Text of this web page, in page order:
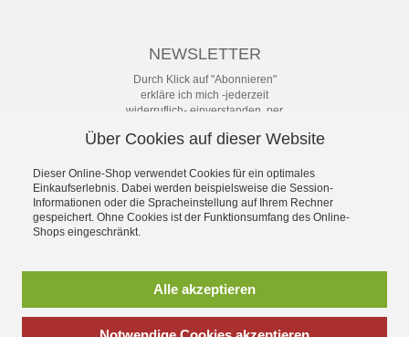
NEWSLETTER
Durch Klick auf "Abonnieren"
erkläre ich mich -jederzeit
widerruflich- einverstanden, per
Abständen über Angebote und
Datenschutzerklärung mit weiteren
Details habe ich zur Kenntnis
genommen.
Abonnieren
Über Cookies auf dieser Website
Dieser Online-Shop verwendet Cookies für ein optimales
Einkaufserlebnis. Dabei werden beispielsweise die Session-
Informationen oder die Spracheinstellung auf Ihrem Rechner
gespeichert. Ohne Cookies ist der Funktionsumfang des Online-
Shops eingeschränkt.
Alle akzeptieren